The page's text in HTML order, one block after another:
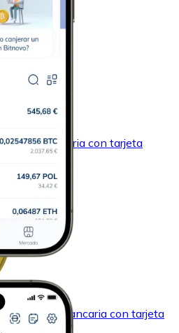
bancaria con tarjeta
bancaria con tarjeta